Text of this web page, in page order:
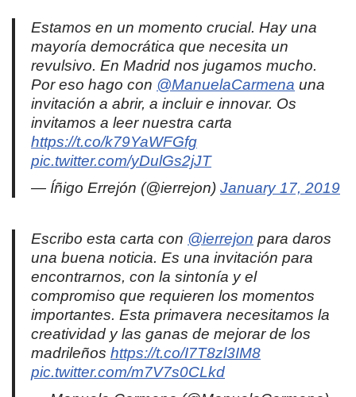
Estamos en un momento crucial. Hay una
mayoría democrática que necesita un
revulsivo. En Madrid nos jugamos mucho.
Por eso hago con @ManuelaCarmena una
invitación a abrir, a incluir e innovar. Os
invitamos a leer nuestra carta
https://t.co/k79YaWFGfg
pic.twitter.com/yDulGs2jJT
— Íñigo Errejón (@ierrejon) January 17, 2019
Escribo esta carta con @ierrejon para daros
una buena noticia. Es una invitación para
encontrarnos, con la sintonía y el
compromiso que requieren los momentos
importantes. Esta primavera necesitamos la
creatividad y las ganas de mejorar de los
madrileños https://t.co/I7T8zl3IM8
pic.twitter.com/m7V7s0CLkd